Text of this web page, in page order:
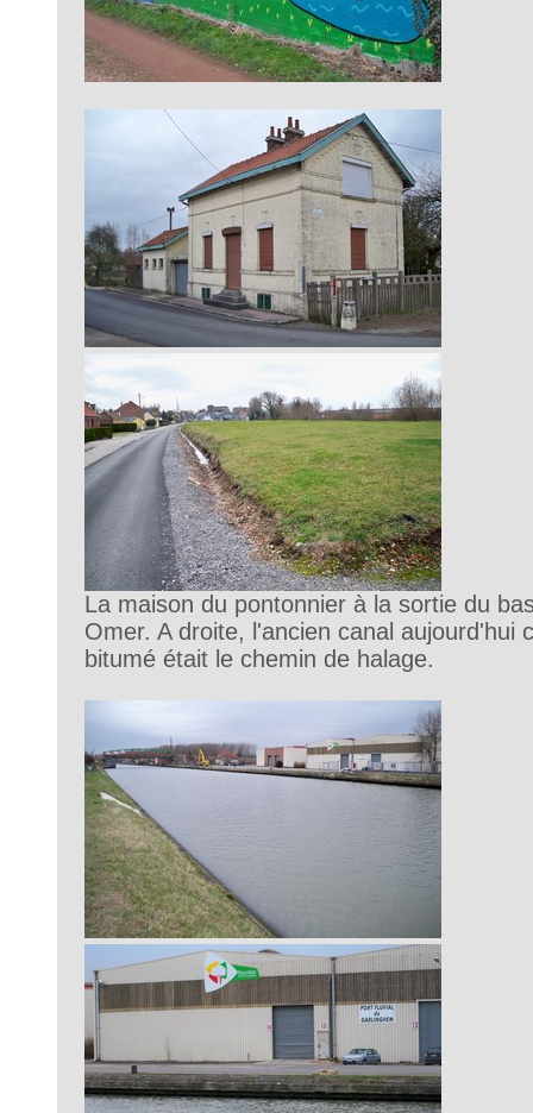
La maison du pontonnier à la sortie du
Omer. A droite, l'ancien canal aujourd'hui
bitumé était le chemin de halage.